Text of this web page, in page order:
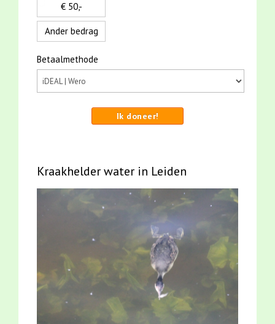
€ 50,-
Ander bedrag
Betaalmethode
Ik doneer!
Kraakhelder water in Leiden